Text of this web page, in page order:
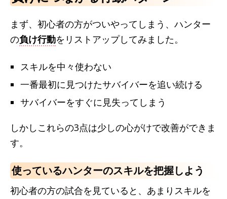
まず、初心者の方がついやってしまう、ハンター
の負け行動をリストアップしてみました。
スキルを中々使わない
一番最初に見つけたサバイバーを追い続ける
サバイバーをすぐに見失ってしまう
しかしこれらの3点は少しの心がけで改善ができま
す。
使っているハンターのスキルを把握しよう
初心者の方の試合を見ていると、あまりスキルを